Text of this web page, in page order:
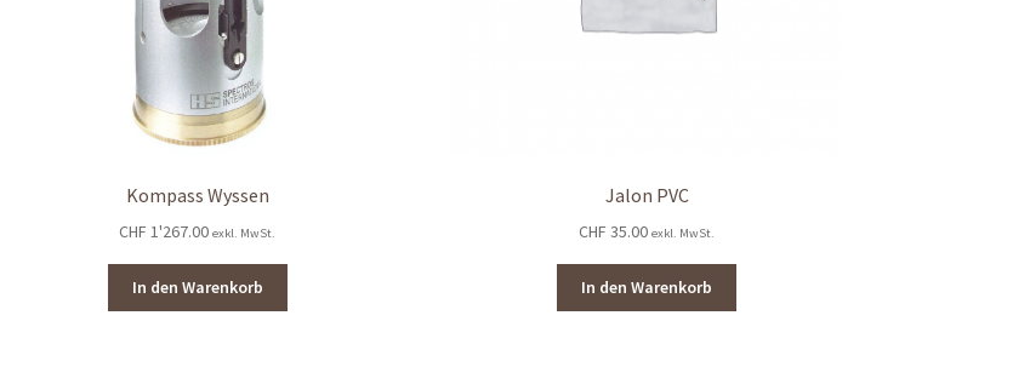
Kompass Wyssen
CHF 1'267.00 exkl. MwSt.
In den Warenkorb
Jalon PVC
CHF 35.00 exkl. MwSt.
In den Warenkorb